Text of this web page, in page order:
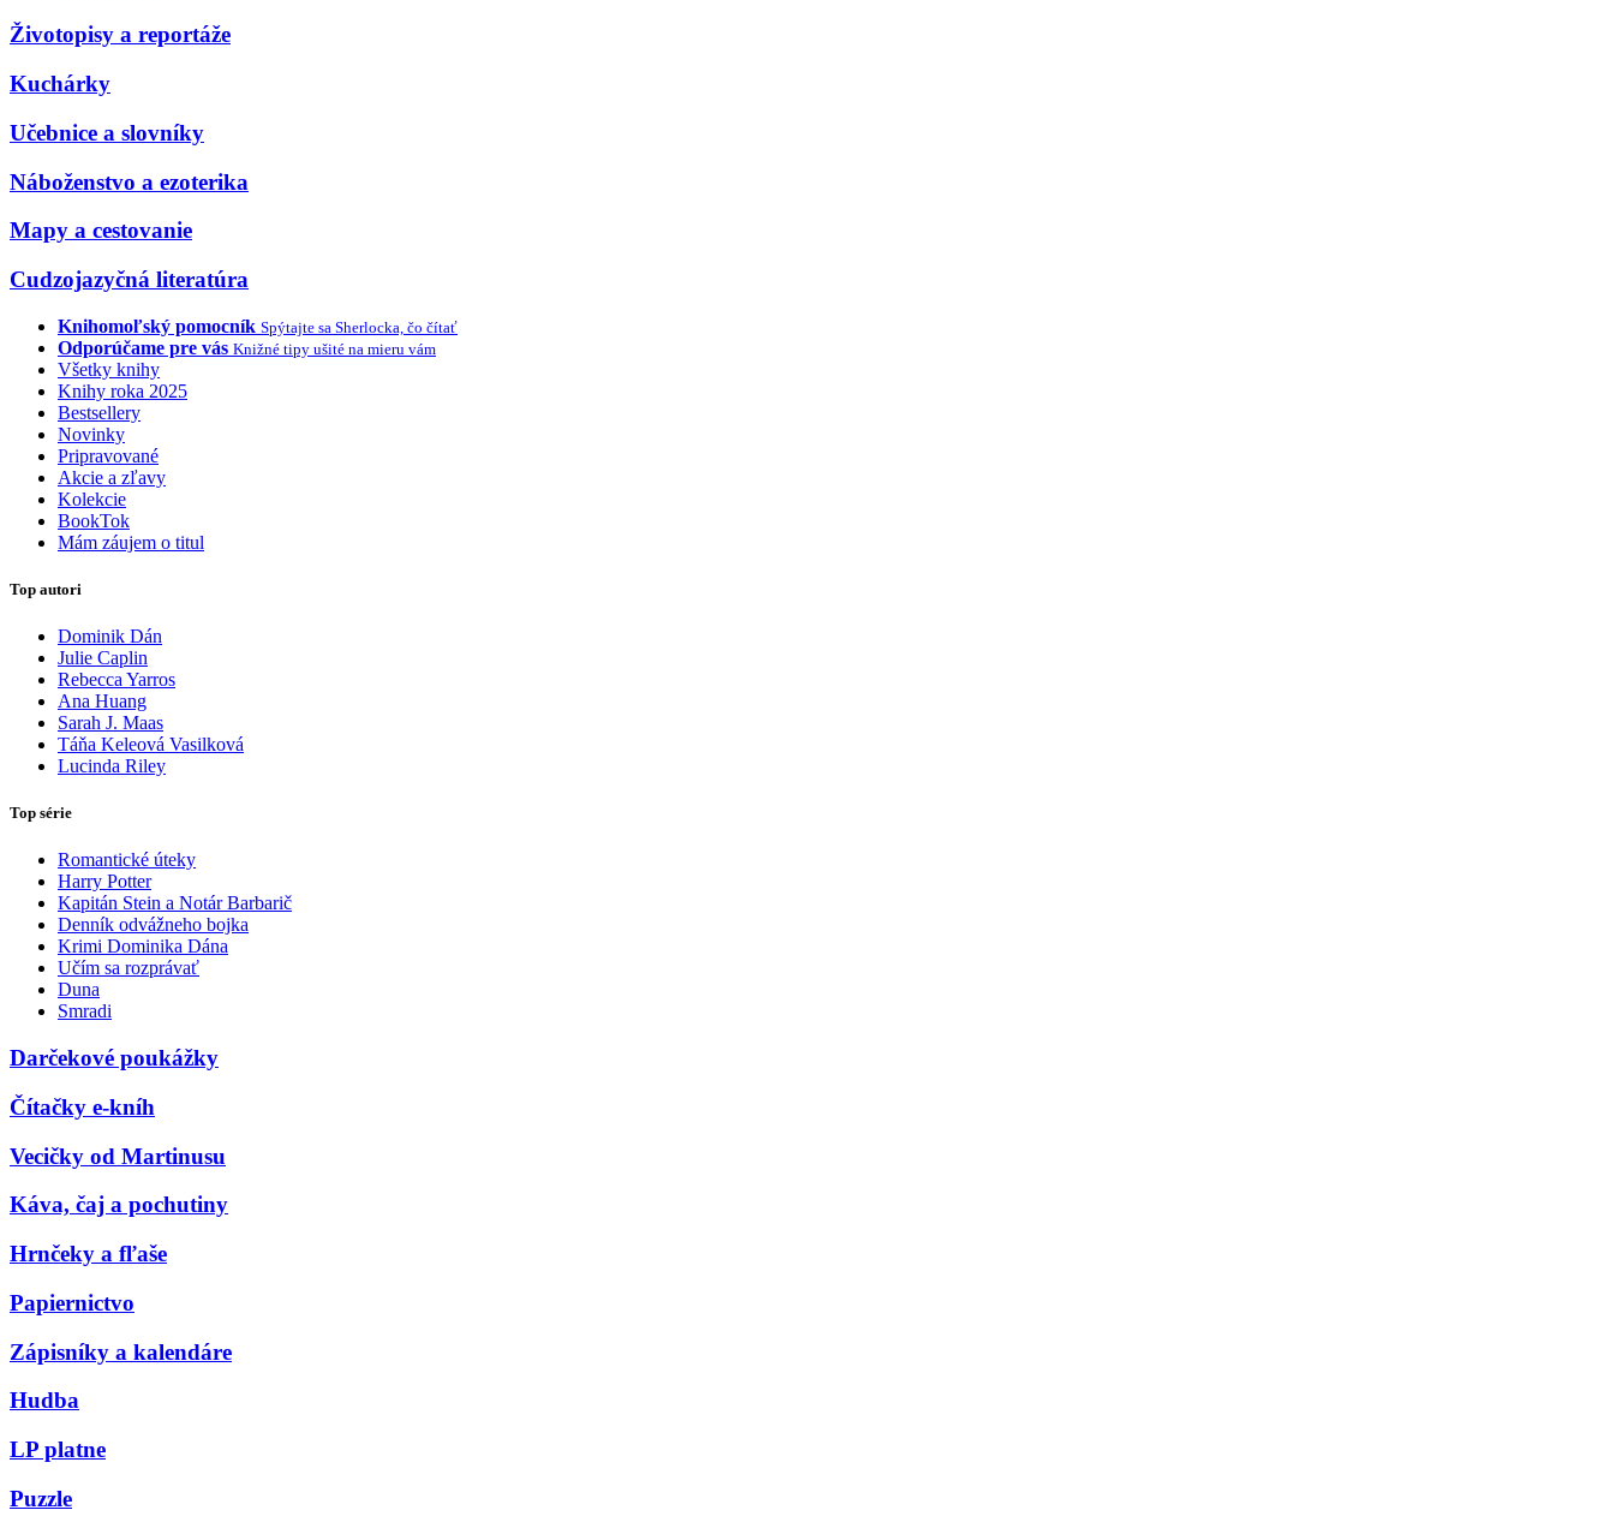
Životopisy a reportáže
Kuchárky
Učebnice a slovníky
Náboženstvo a ezoterika
Mapy a cestovanie
Cudzojazyčná literatúra
Knihomoľský pomocník Spýtajte sa Sherlocka, čo čítať
Odporúčame pre vás Knižné tipy ušité na mieru vám
Všetky knihy
Knihy roka 2025
Bestsellery
Novinky
Pripravované
Akcie a zľavy
Kolekcie
BookTok
Mám záujem o titul
Top autori
Dominik Dán
Julie Caplin
Rebecca Yarros
Ana Huang
Sarah J. Maas
Táňa Keleová Vasilková
Lucinda Riley
Top série
Romantické úteky
Harry Potter
Kapitán Stein a Notár Barbarič
Denník odvážneho bojka
Krimi Dominika Dána
Učím sa rozprávať
Duna
Smradi
Darčekové poukážky
Čítačky e-kníh
Vecičky od Martinusu
Káva, čaj a pochutiny
Hrnčeky a fľaše
Papiernictvo
Zápisníky a kalendáre
Hudba
LP platne
Puzzle